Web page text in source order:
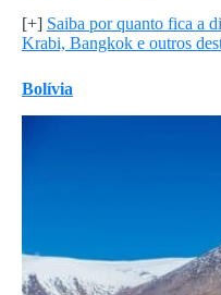
[+] Saiba por quanto fica a
Krabi, Bangkok e outros
Bolívia